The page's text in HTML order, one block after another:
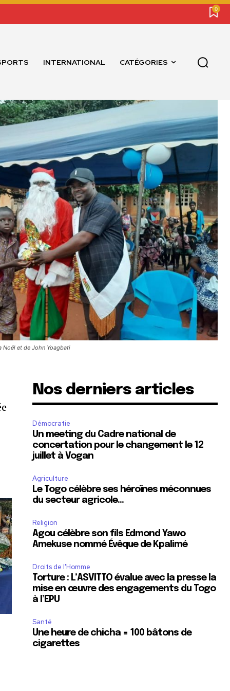
0
INTERNATIONAL CATÉGORIES
Noël et de John Yoagbati
Nos derniers articles
Démocratie
Un meeting du Cadre national de
concertation pour le changement le 12
juillet à Vogan
Agriculture
Le Togo célèbre ses héroïnes méconnues
du secteur agricole…
Religion
Agou célèbre son fils Edmond Yawo
Amekuse nommé Évêque de Kpalimé
Droits de l'Homme
Torture : L’ASVITTO évalue avec la presse la
mise en œuvre des engagements du Togo
à l’EPU
Santé
Une heure de chicha = 100 bâtons de
cigarettes